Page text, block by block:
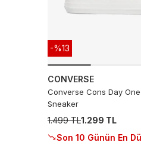
-%13
CONVERSE
Converse Cons Day
Sneaker
1.499 TL1.299 TL
Son 10 Günün En